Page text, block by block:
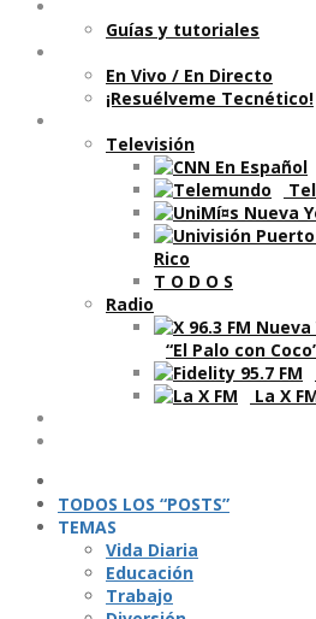
Guí­as y tutoriales
En Vivo / En Directo
¡Resuélveme Tecnético!
Televisión
Rico
T O D O S
Radio
“El Palo con
La X
TODOS LOS “POSTS”
TEMAS
Vida Diaria
Educación
Trabajo